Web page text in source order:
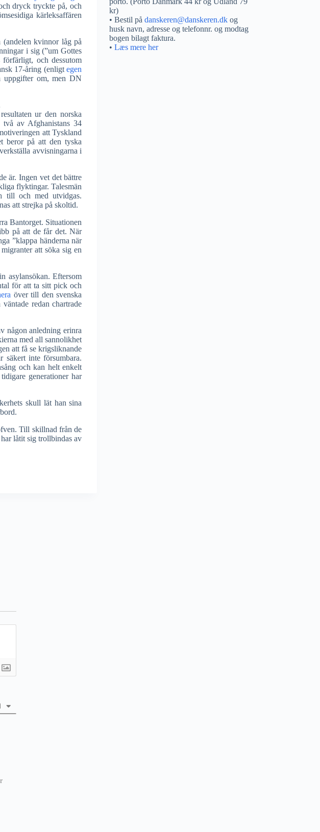
dryck tryckte på, och
kärleksaffären
(andelen kvinnor låg på
i sig (”um Gottes
och dessutom
17-åring (enligtegen
uppgifter om, men DN
ur den norska
av Afghanistans 34
att Tyskland
beror på att den tyska
avvisningarna i
är. Ingen vet det bättre
flyktingar. Talesmän
till och med utvidgas.
att strejka på skoltid.
Bantorget. Situationen
på att de får det. När
”klappa händerna när
att söka sig en
asylansökan. Eftersom
för att ta sitt pick och
över till den svenska
redan chartrade
någon anledning erinra
med all sannolikhet
att få se krigsliknande
säkert inte försumbara.
och kan helt enkelt
generationer har
skull lät han sina
Till skillnad från de
låtit sig trollbindas av
kr)
• Bestil pådanskeren@danskeren.dk og
husk navn, adresse og telefonnr. og modtag
bogen bilagt faktura.
•Læs mere her